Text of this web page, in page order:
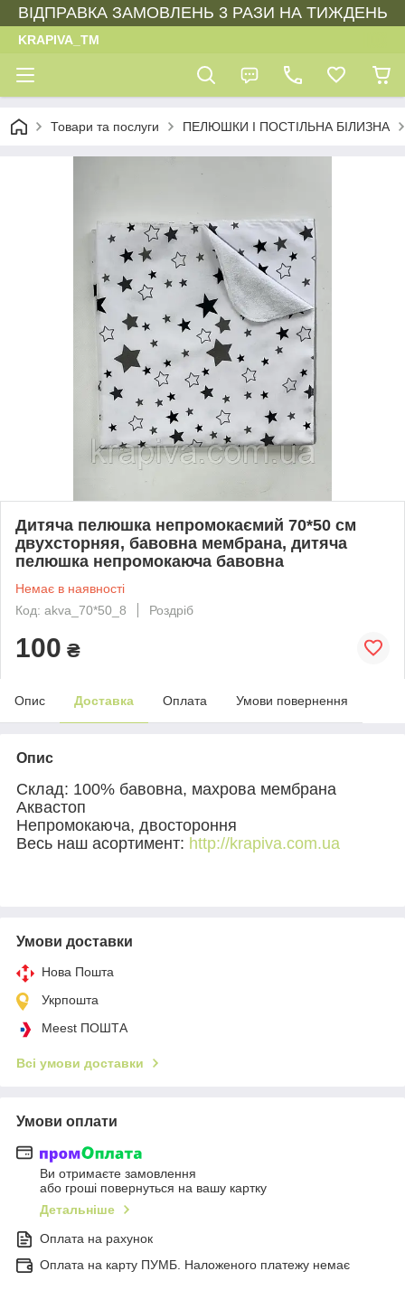
ВІДПРАВКА ЗАМОВЛЕНЬ 3 РАЗИ НА ТИЖДЕНЬ
KRAPIVA_TM
Товари та послуги ПЕЛЮШКИ І ПОСТІЛЬНА БІЛИЗНА
Дитяча пелюшка непромокаємий 70*50 см
двухсторняя, бавовна мембрана, дитяча
пелюшка непромокаюча бавовна
Немає в наявності
Код: akva_70*50_8
Роздріб
100 ₴
Опис Доставка Оплата Умови повернення
Опис
Склад: 100% бавовна, махрова мембрана
Аквастоп
Непромокаюча, двостороння
Весь наш асортимент: http://krapiva.com.ua
Умови доставки
Нова Пошта
Укрпошта
Meest ПОШТА
Всі умови доставки
Умови оплати
Ви отримаєте замовлення
або гроші повернуться на вашу картку
Детальніше
Оплата на рахунок
Оплата на карту ПУМБ. Наложеного платежу немає